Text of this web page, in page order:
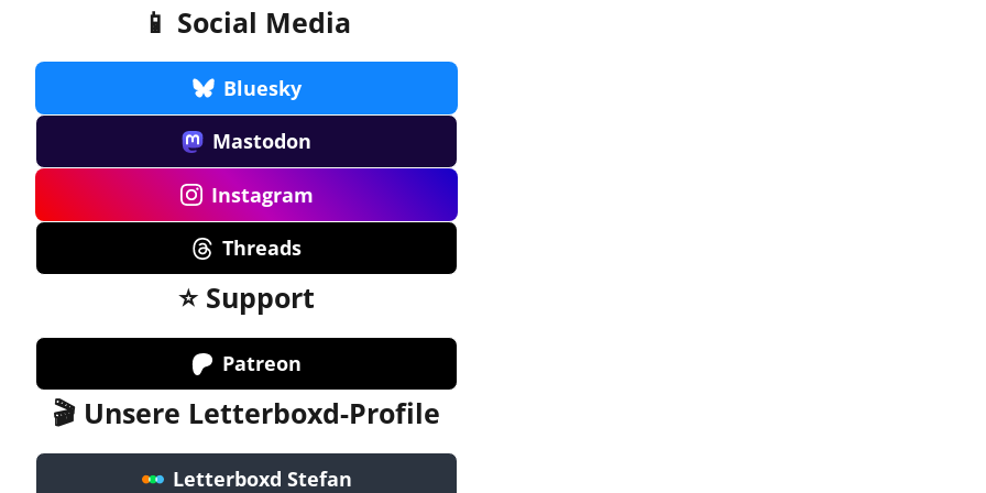
📱 Social Media
Bluesky
Mastodon
Instagram
Threads
⭐ Support
Patreon
🎬 Unsere Letterboxd-Profile
Letterboxd Stefan